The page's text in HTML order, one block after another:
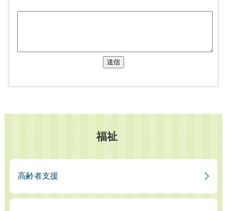
送信
福祉
高齢者支援